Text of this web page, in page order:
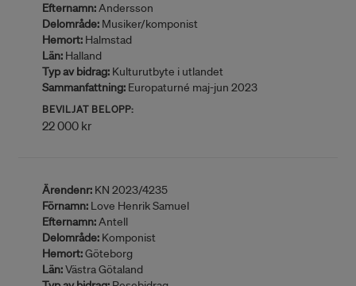
Efternamn:Andersson
Delområde: Musiker/komponist
Hemort: Halmstad
Län: Halland
Typ av bidrag: Kulturutbyte i utlandet
Sammanfattning: Europaturné maj-jun 2023
BEVILJAT BELOPP:
22 000 kr
Ärendenr: KN 2023/4235
Förnamn: Love Henrik Samuel
Efternamn:Antell
Delområde: Komponist
Hemort:Göteborg
Län:Västra Götaland